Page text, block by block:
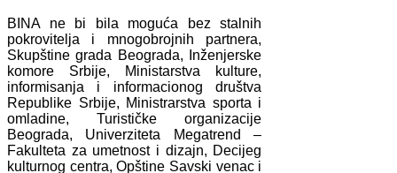
BINA ne bi bila moguća bez stalnih
pokrovitelja i mnogobrojnih partnera,
Skupštine grada Beograda, Inženjerske
komore Srbije, Ministarstva kulture,
informisanja i informacionog društva
Republike Srbije, Ministrarstva sporta i
omladine, Turističke organizacije
Beograda, Univerziteta Megatrend –
Fakulteta za umetnost i dizajn, Decijeg
kulturnog centra, Opštine Savski venac i